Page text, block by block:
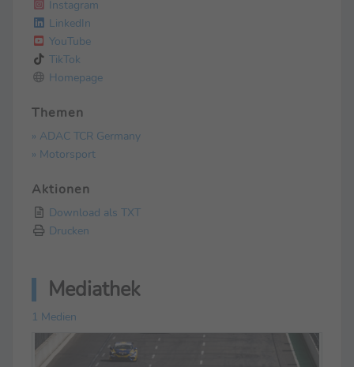
Instagram
LinkedIn
YouTube
TikTok
Homepage
Themen
» ADAC TCR Germany
» Motorsport
Aktionen
Download als TXT
Drucken
Mediathek
1 Medien